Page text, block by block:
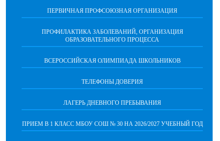
ПЕРВИЧНАЯ ПРОФСОЮЗНАЯ ОРГАНИЗАЦИЯ
ПРОФИЛАКТИКА ЗАБОЛЕВАНИЙ, ОРГАНИЗАЦИЯ
ОБРАЗОВАТЕЛЬНОГО ПРОЦЕССА
ВСЕРОССИЙСКАЯ ОЛИМПИАДА ШКОЛЬНИКОВ
ТЕЛЕФОНЫ ДОВЕРИЯ
ЛАГЕРЬ ДНЕВНОГО ПРЕБЫВАНИЯ
ПРИЕМ В 1 КЛАСС МБОУ СОШ № 30 НА 2026/2027 УЧЕБНЫЙ ГОД